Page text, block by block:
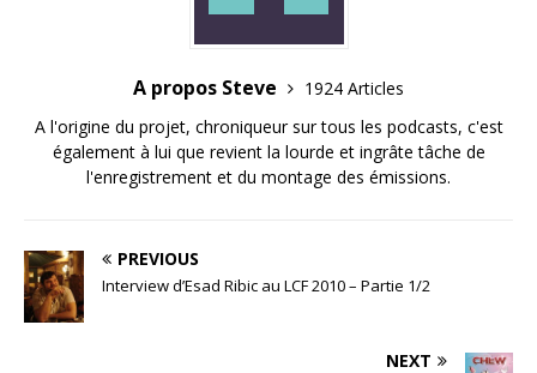
A propos Steve
1924 Articles
A l'origine du projet, chroniqueur sur tous les podcasts, c'est
également à lui que revient la lourde et ingrâte tâche de
l'enregistrement et du montage des émissions.
PREVIOUS
Interview d’Esad Ribic au LCF 2010 – Partie 1/2
NEXT